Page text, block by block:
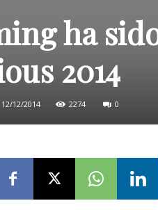
ha
2014
12/12/2014 2274 0